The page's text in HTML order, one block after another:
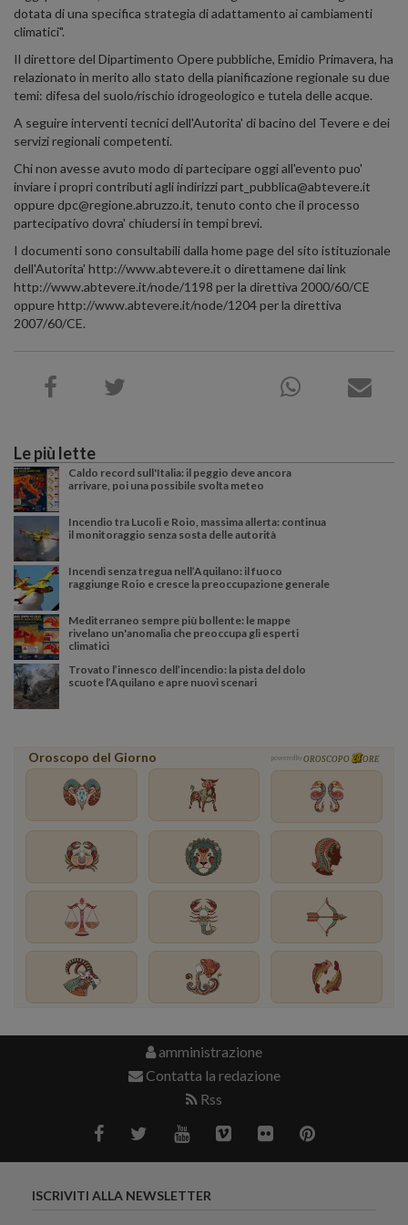
dotata di una specifica strategia di adattamento ai cambiamenti
climatici".
Il direttore del Dipartimento Opere pubbliche, Emidio Primavera, ha
relazionato in merito allo stato della pianificazione regionale su due
temi: difesa del suolo/rischio idrogeologico e tutela delle acque.
A seguire interventi tecnici dell'Autorita' di bacino del Tevere e dei
servizi regionali competenti.
Chi non avesse avuto modo di partecipare oggi all'evento puo'
inviare i propri contributi agli indirizzi part_pubblica@abtevere.it
oppure dpc@regione.abruzzo.it, tenuto conto che il processo
partecipativo dovra' chiudersi in tempi brevi.
I documenti sono consultabili dalla home page del sito istituzionale
dell'Autorita' http://www.abtevere.it o direttamene dai link
http://www.abtevere.it/node/1198 per la direttiva 2000/60/CE
oppure http://www.abtevere.it/node/1204 per la direttiva
2007/60/CE.
Le più lette
Caldo record sull'Italia: il peggio deve ancora
arrivare, poi una possibile svolta meteo
Incendio tra Lucoli e Roio, massima allerta: continua
il monitoraggio senza sosta delle autorità
Incendi senza tregua nell’Aquilano: il fuoco
raggiunge Roio e cresce la preoccupazione generale
Mediterraneo sempre più bollente: le mappe
rivelano un'anomalia che preoccupa gli esperti
climatici
Trovato l’innesco dell’incendio: la pista del dolo
scuote l’Aquilano e apre nuovi scenari
Oroscopo del Giorno powered by OROSCOPO ORE
amministrazione
Contatta la redazione
Rss
ISCRIVITI ALLA NEWSLETTER